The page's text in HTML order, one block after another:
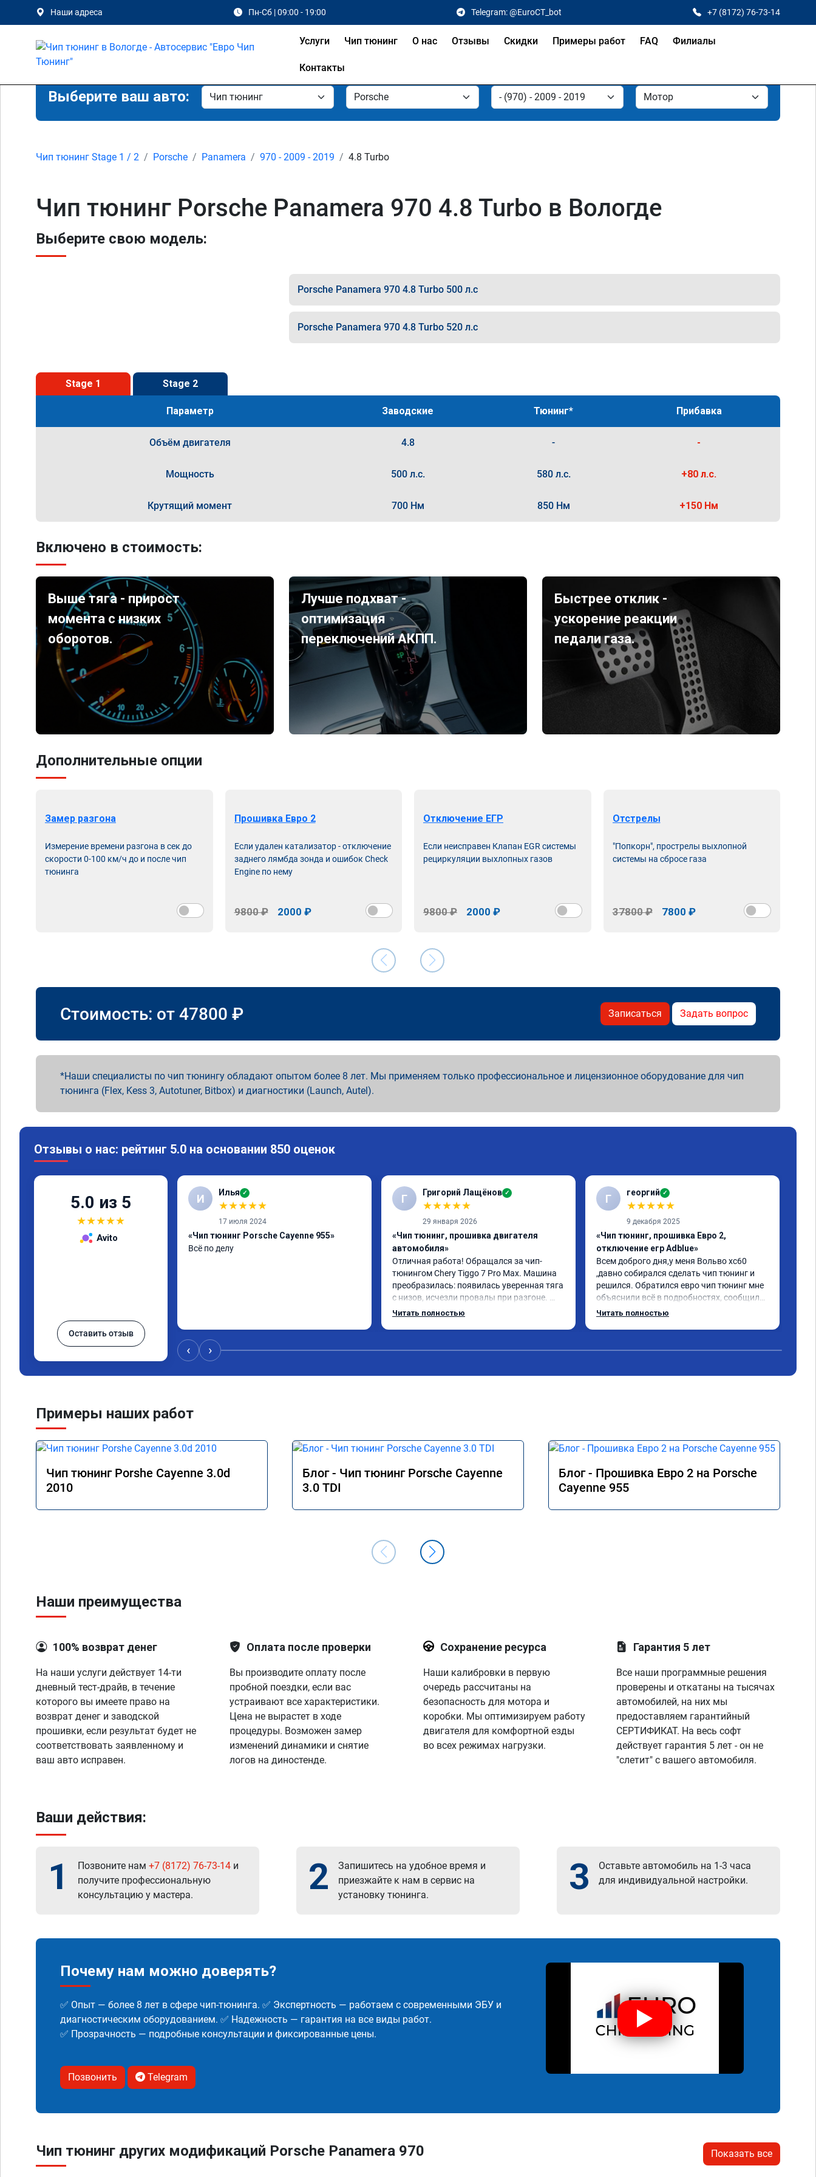
Наши адреса Пн-Сб | 09:00 - 19:00 Telegram: @EuroCT_bot +7 (8172) 76-73-14
Услуги Чип тюнинг О нас Отзывы Скидки Примеры работ FAQ Филиалы
Контакты
Выберите ваш авто:
Чип тюнинг Stage 1 / 2 Porsche Panamera 970 - 2009 - 2019 4.8 Turbo
Чип тюнинг Porsche Panamera 970 4.8 Turbo в Вологде
Выберите свою модель:
Porsche Panamera 970 4.8 Turbo 500 л.с
Porsche Panamera 970 4.8 Turbo 520 л.с
Stage 1 Stage 2
Параметр Заводские Тюнинг* Прибавка
Объём двигателя 4.8 - -
Мощность 500 л.с. 580 л.с. +80 л.с.
Крутящий момент 700 Нм 850 Нм +150 Нм
Включено в стоимость:
Выше тяга - прирост
момента с низких
оборотов.
Лучше подхват -
оптимизация
переключений АКПП.
Быстрее отклик -
ускорение реакции
педали газа.
Дополнительные опции
Замер разгона
Измерение времени разгона в сек до
скорости 0-100 км/ч до и после чип
тюнинга
Прошивка Евро 2
Если удален катализатор - отключение
заднего лямбда зонда и ошибок Check
Engine по нему
9800 ₽ 2000 ₽
Отключение ЕГР
Если неисправен Клапан EGR системы
рециркуляции выхлопных газов
9800 ₽ 2000 ₽
Отстрелы
"Попкорн", прострелы выхлопной
системы на сбросе газа
37800 ₽ 7800 ₽
Стоимость: от 47800 ₽ Записаться Задать вопрос
Наши специалисты по чип тюнингу обладают опытом более 8 лет. Мы применяем только профессиональное и лицензионное оборудование для чип
тюнинга (Flex, Kess 3, Autotuner, Bitbox) и диагностики (Launch, Autel).
Отзывы о нас: рейтинг 5.0 на основании 850 оценок
5.0 из 5
★★★★★
Avito
Оставить отзыв
И Илья ✓
★★★★★
17 июля 2024
«Чип тюнинг Porsche Cayenne 955»
Всё по делу
Г Григорий Лащёнов ✓
★★★★★
29 января 2026
«Чип тюнинг, прошивка двигателя
автомобиля»
Отличная работа! Обращался за чип-
тюнингом Chery Tiggo 7 Pro Max. Машина
преобразилась: появилась уверенная тяга
с низов, исчезли провалы при разгоне.
Расход в спокойном режиме даже немного
Читать полностью
Г георгий ✓
★★★★★
9 декабря 2025
«Чип тюнинг, прошивка Евро 2,
отключение егр Adblue»
Всем доброго дня,у меня Вольво xc60
,давно собирался сделать чип тюнинг и
решился. Обратился евро чип тюнинг мне
объяснили всё в подробностях, сообщили
сумму записали. Приехал в назначенное
Читать полностью
‹ ›
Примеры наших работ
Чип тюнинг Porshe Cayenne 3.0d
2010
Блог - Чип тюнинг Porsche Cayenne
3.0 TDI
Блог - Прошивка Евро 2 на Porsche
Cayenne 955
Наши преимущества
100% возврат денег
На наши услуги действует 14-ти
дневный тест-драйв, в течение
которого вы имеете право на
возврат денег и заводской
прошивки, если результат будет не
соответствовать заявленному и
ваш авто исправен.
Оплата после проверки
Вы производите оплату после
пробной поездки, если вас
устраивают все характеристики.
Цена не вырастет в ходе
процедуры. Возможен замер
изменений динамики и снятие
логов на диностенде.
Сохранение ресурса
Наши калибровки в первую
очередь рассчитаны на
безопасность для мотора и
коробки. Мы оптимизируем работу
двигателя для комфортной езды
во всех режимах нагрузки.
Гарантия 5 лет
Все наши программные решения
проверены и откатаны на тысячах
автомобилей, на них мы
предоставляем гарантийный
СЕРТИФИКАТ. На весь софт
действует гарантия 5 лет - он не
"слетит" с вашего автомобиля.
Ваши действия:
1 Позвоните нам +7 (8172) 76-73-14 и
получите профессиональную
консультацию у мастера.
2
Запишитесь на удобное время и
приезжайте к нам в сервис на
установку тюнинга.
3
Оставьте автомобиль на 1-3 часа
для индивидуальной настройки.
Почему нам можно доверять?
✅ Опыт — более 8 лет в сфере чип-тюнинга. ✅ Экспертность — работаем с современными ЭБУ и
диагностическим оборудованием. ✅ Надежность — гарантия на все виды работ.
✅ Прозрачность — подробные консультации и фиксированные цены.
Позвонить Telegram
Чип тюнинг других модификаций Porsche Panamera 970 Показать все